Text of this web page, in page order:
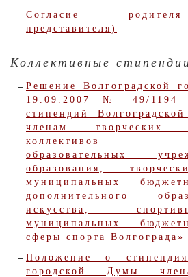
Согласие
представителя)
Коллективные
Решение Волгоградской
19.09.2007 № 49/1194
стипендий
членам творческих
коллективов
образовательных
образования,
муниципальных
дополнительного
искусства,
муниципальных
сферы спорта Волгограда»
Положение о
городской Думы